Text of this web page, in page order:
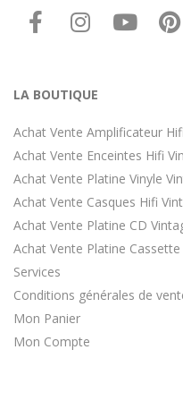
LA BOUTIQUE
Achat Vente Amplificateur
Achat Vente Enceintes Hifi
Achat Vente Platine Vinyle
Achat Vente Casques Hifi
Achat Vente Platine CD
Achat Vente Platine
Services
Conditions générales de
Mon Panier
Mon Compte